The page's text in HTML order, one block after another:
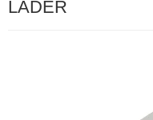
LADER